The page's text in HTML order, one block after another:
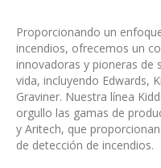
Proporcionando un
incendios, ofrecemos un
innovadoras y pioneras de
vida, incluyendo Edwards,
Graviner. Nuestra línea
orgullo las gamas de
y Aritech, que
de detección de incendios.